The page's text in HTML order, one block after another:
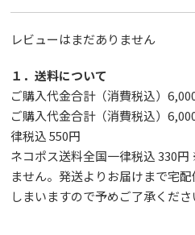
レビューはまだありません
１．送料について
ご購入代金合計（消費税込）
ご購入代金合計（消費税込）
律税込 550円
ネコポス送料全国一律税込 330
ません。発送よりお届けまで宅
しまいますので予めご了承くださ